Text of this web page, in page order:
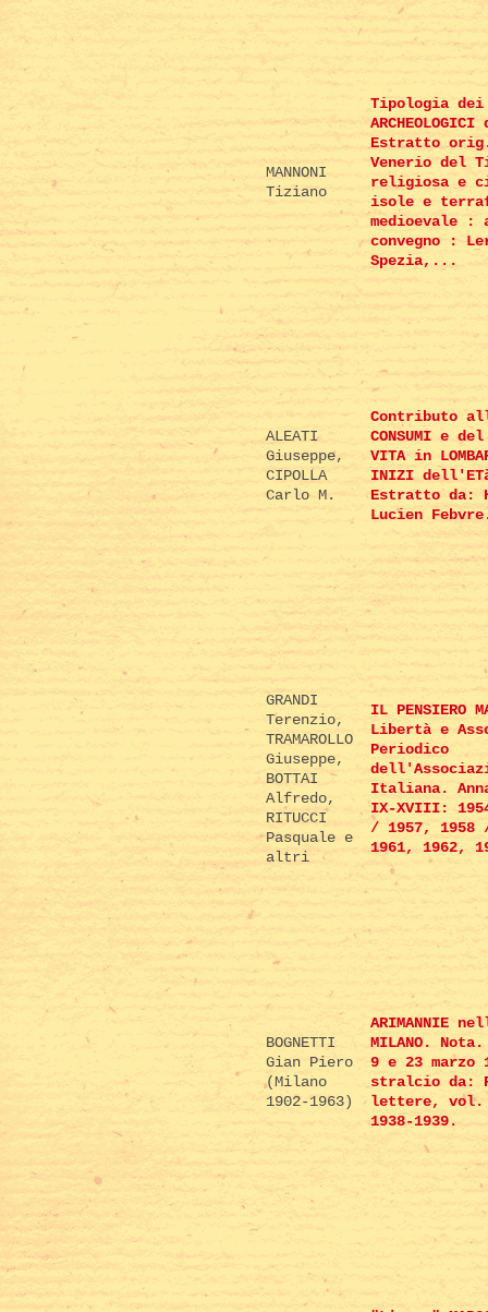
MANNONI
Tiziano
Tipologia dei
Estratto
Venerio del
religiosa e
isole e
medioevale
convegno :
Spezia,...
ALEATI
Giuseppe,
CIPOLLA
Carlo M.
Contributo
CONSUMI e
VITA in
INIZI dell'ETà
Estratto da:
Lucien
GRANDI
Terenzio,
TRAMAROLLO
Giuseppe,
BOTTAI
Alfredo,
RITUCCI
Pasquale e
altri
IL PENSIERO
Libertà e
Periodico
Italiana.
IX-XVIII:
/ 1957, 1958
1961, 1962,
BOGNETTI
Gian Piero
(Milano
1902-1963)
ARIMANNIE
MILANO.
9 e 23 marzo
stralcio da:
lettere, vol.
1938-1939.